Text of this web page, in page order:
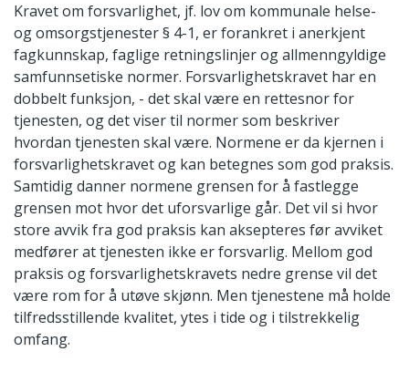
Kravet om forsvarlighet, jf. lov om kommunale helse-
og omsorgstjenester § 4-1, er forankret i anerkjent
fagkunnskap, faglige retningslinjer og allmenngyldige
samfunnsetiske normer. Forsvarlighetskravet har en
dobbelt funksjon, - det skal være en rettesnor for
tjenesten, og det viser til normer som beskriver
hvordan tjenesten skal være. Normene er da kjernen i
forsvarlighetskravet og kan betegnes som god praksis.
Samtidig danner normene grensen for å fastlegge
grensen mot hvor det uforsvarlige går. Det vil si hvor
store avvik fra god praksis kan aksepteres før avviket
medfører at tjenesten ikke er forsvarlig. Mellom god
praksis og forsvarlighetskravets nedre grense vil det
være rom for å utøve skjønn. Men tjenestene må holde
tilfredsstillende kvalitet, ytes i tide og i tilstrekkelig
omfang.